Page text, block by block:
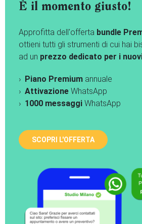
È il momento giusto!
Approfitta dell'offerta bundle
ottieni tutti gli strumenti di cui hai
ad un prezzo dedicato per i
Piano Premium annuale
Attivazione WhatsApp
1000 messaggi WhatsApp
SCOPRI L'OFFERTA